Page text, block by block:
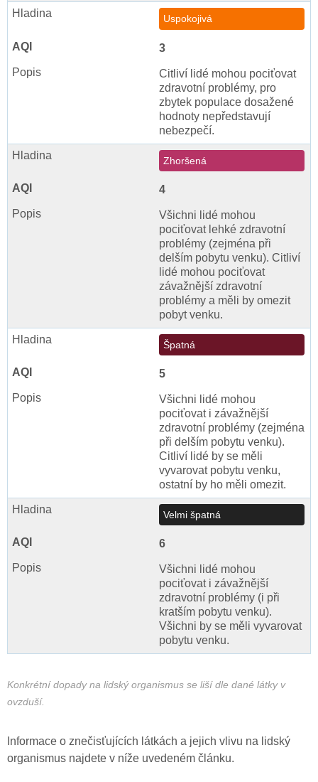
Uspokojivá
3
Citliví lidé mohou pociťovat
zdravotní problémy, pro
zbytek populace dosažené
hodnoty nepředstavují
nebezpečí.
Zhoršená
4
Všichni lidé mohou
pociťovat lehké zdravotní
problémy (zejména při
delším pobytu venku). Citliví
lidé mohou pociťovat
závažnější zdravotní
problémy a měli by omezit
pobyt venku.
Špatná
5
Všichni lidé mohou
pociťovat i závažnější
zdravotní problémy (zejména
při delším pobytu venku).
Citliví lidé by se měli
vyvarovat pobytu venku,
ostatní by ho měli omezit.
Velmi špatná
6
Všichni lidé mohou
pociťovat i závažnější
zdravotní problémy (i při
kratším pobytu venku).
Všichni by se měli vyvarovat
pobytu venku.
Konkrétní dopady na lidský organismus se liší dle dané látky v
ovzduší.
Informace o znečisťujících látkách a jejich vlivu na lidský
organismus najdete v níže uvedeném článku.